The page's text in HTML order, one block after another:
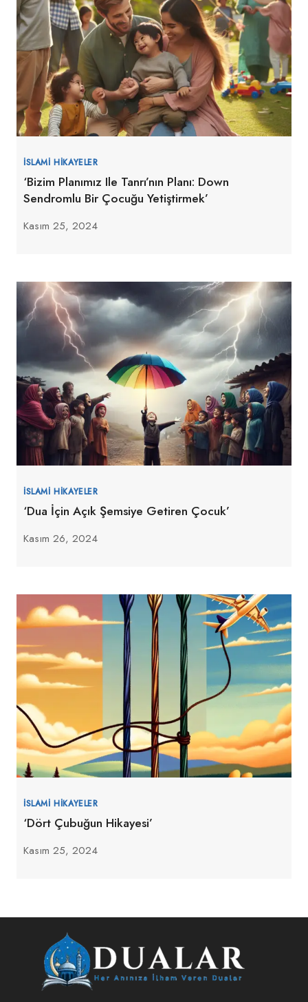
İSLAMI HIKAYELER
‘Bizim Planımız Ile Tanrı’nın Planı: Down
Sendromlu Bir Çocuğu Yetiştirmek’
Kasım 25, 2024
İSLAMI HIKAYELER
‘Dua İçin Açık Şemsiye Getiren Çocuk’
Kasım 26, 2024
İSLAMI HIKAYELER
‘Dört Çubuğun Hikayesi’
Kasım 25, 2024